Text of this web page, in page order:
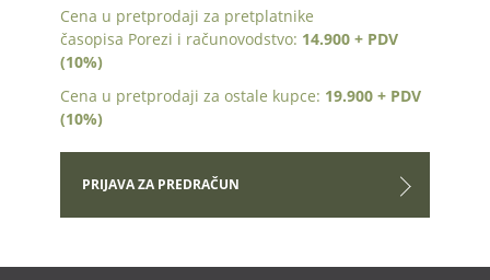
Cena u pretprodaji za pretplatnike
časopisa Porezi i računovodstvo: 14.900 + PDV
(10%)
Cena u pretprodaji za ostale kupce: 19.900 + PDV
(10%)
PRIJAVA ZA PREDRAČUN